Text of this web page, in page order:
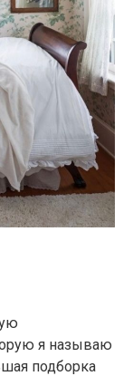
я называю
подборка